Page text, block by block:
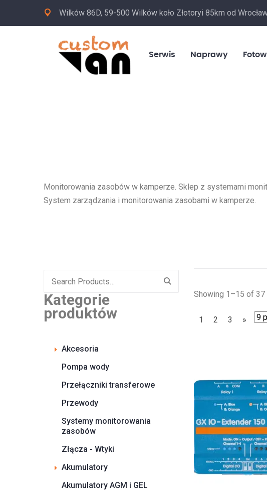
Wilków 86D, 59-500 Wilków koło Złotoryi 85km od
Serwis Naprawy
Monitorowania zasobów w kamperze. Sklep z systemami
System zarządzania i monitorowania zasobami w kamperze.
Search
Kategorie
produktów
Akcesoria
Pompa wody
Przełączniki transferowe
Przewody
Systemy monitorowania
zasobów
Złącza - Wtyki
Akumulatory
Akumulatory AGM i GEL
Showing 1–15 of
1 2 3 »